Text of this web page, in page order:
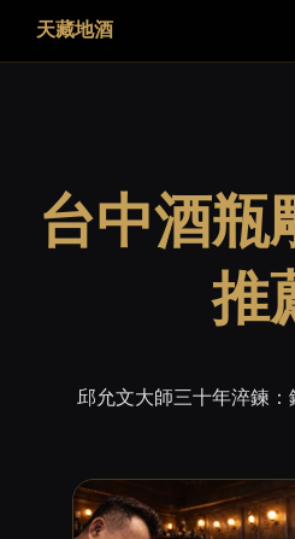
天藏地酒
台中酒瓶
推
邱允文大師三十年淬鍊